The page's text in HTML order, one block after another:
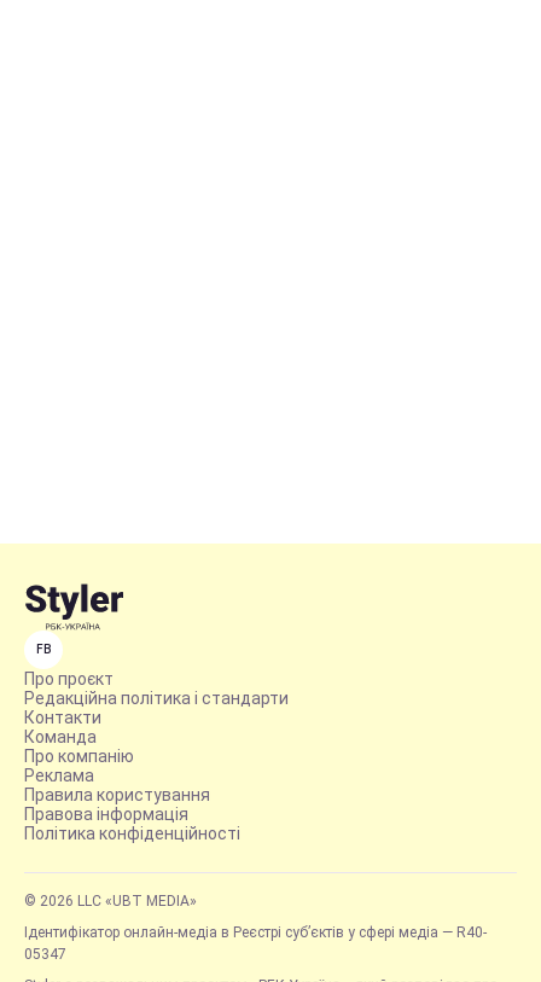
FB
Про проєкт
Редакційна політика і стандарти
Контакти
Команда
Про компанію
Реклама
Правила користування
Правова інформація
Політика конфіденційності
© 2026 LLC «UBT MEDIA»
Ідентифікатор онлайн-медіа в Реєстрі суб’єктів у сфері медіа — R40-
05347